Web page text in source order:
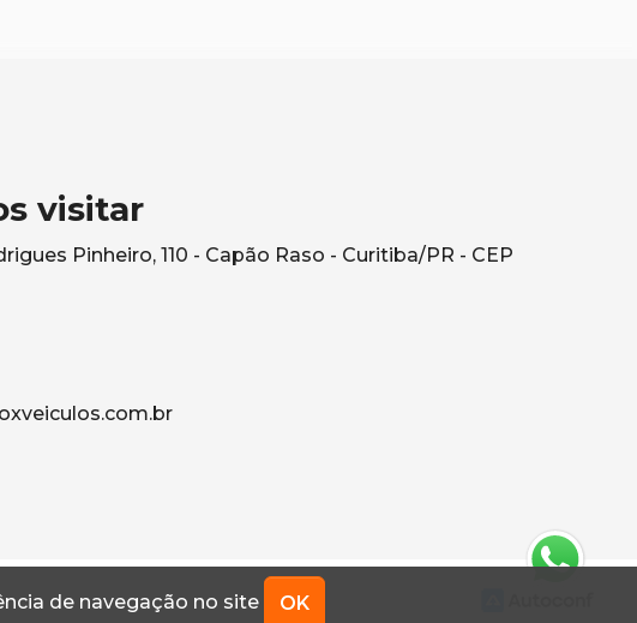
de navegação no site OK
visitar
Pinheiro, 110 - Capão Raso - Curitiba/PR - CEP